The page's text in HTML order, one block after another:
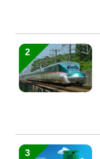
2
3